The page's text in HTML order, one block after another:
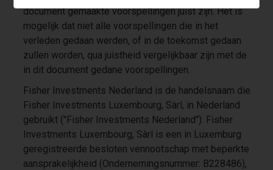
document gemaakte voorspellingen juist zijn. Het is
mogelijk dat niet alle voorspellingen die in het
verleden gedaan werden, of in de toekomst gedaan
zullen worden, qua juistheid vergelijkbaar zijn met de
in dit document gedane voorspellingen.
Fisher Investments Nederland is de handelsnaam die
Fisher Investments Luxembourg, Sàrl, in Nederland
gebruikt ("Fisher Investments Nederland"). Fisher
Investments Luxembourg, Sàrl is een in Luxemburg
geregistreerde besloten vennootschap met beperkte
aansprakelijkheid (Ondernemingsnummer: B228486),